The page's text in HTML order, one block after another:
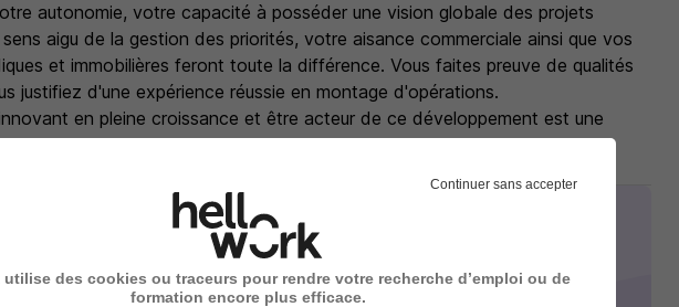
autonomie, votre capacité à posséder une vision globale des projets
aigu de la gestion des priorités, votre aisance commerciale ainsi que vos
et immobilières feront toute la différence. Vous faites preuve de qualités
justifiez d'une expérience réussie en montage d'opérations.
en pleine croissance et être acteur de ce développement est une
alors rejoignez-nous.
recrutement
peuvent varier selon l'offre à laquelle vous postulez.
Continuer sans accepter
utilise des cookies ou traceurs pour rendre votre recherche d’emploi ou de
formation encore plus efficace.